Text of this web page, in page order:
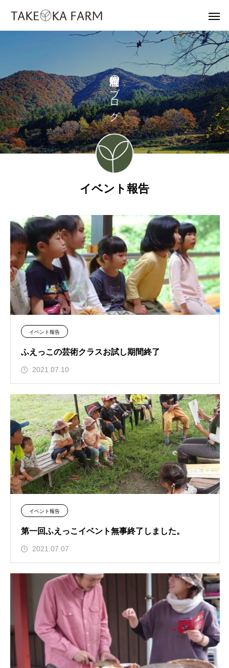
の
ブ
ロ
グ
イベント報告
イベント報告
ふえっこの芸術クラスお試し期間終了
2021.07.10
イベント報告
第一回ふえっこイベント無事終了しました。
2021.07.07